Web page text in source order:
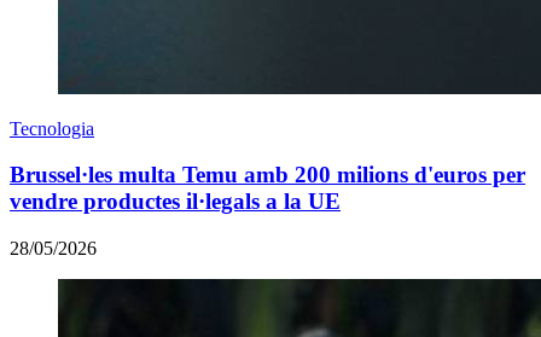
Tecnologia
Brussel·les multa Temu amb 200 milions d'euros per
vendre productes il·legals a la UE
28/05/2026